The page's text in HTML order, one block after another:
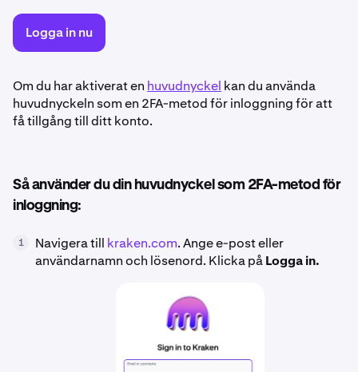
Logga in nu
Om du har aktiverat en huvudnyckel kan du använda
huvudnyckeln som en 2FA-metod för inloggning för att
få tillgång till ditt konto.
Så använder du din huvudnyckel som 2FA-metod för
inloggning:
1 Navigera till kraken.com. Ange e-post eller
användarnamn och lösenord. Klicka påLogga in.